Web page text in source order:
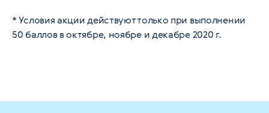
* Условия акции действуют только при выполнении
50 баллов в октябре, ноябре и декабре 2020 г.